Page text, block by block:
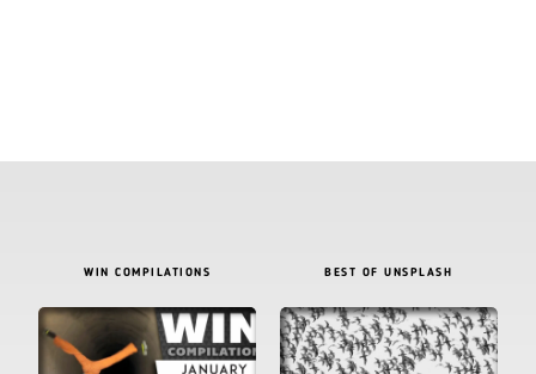
WIN COMPILATIONS BEST OF UNSPLASH